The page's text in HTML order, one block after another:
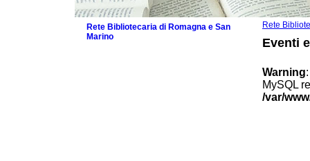
Rete
Eventi
Warning
MySQL
/var/
Rete Bibliotecaria di Romagna e San
Marino